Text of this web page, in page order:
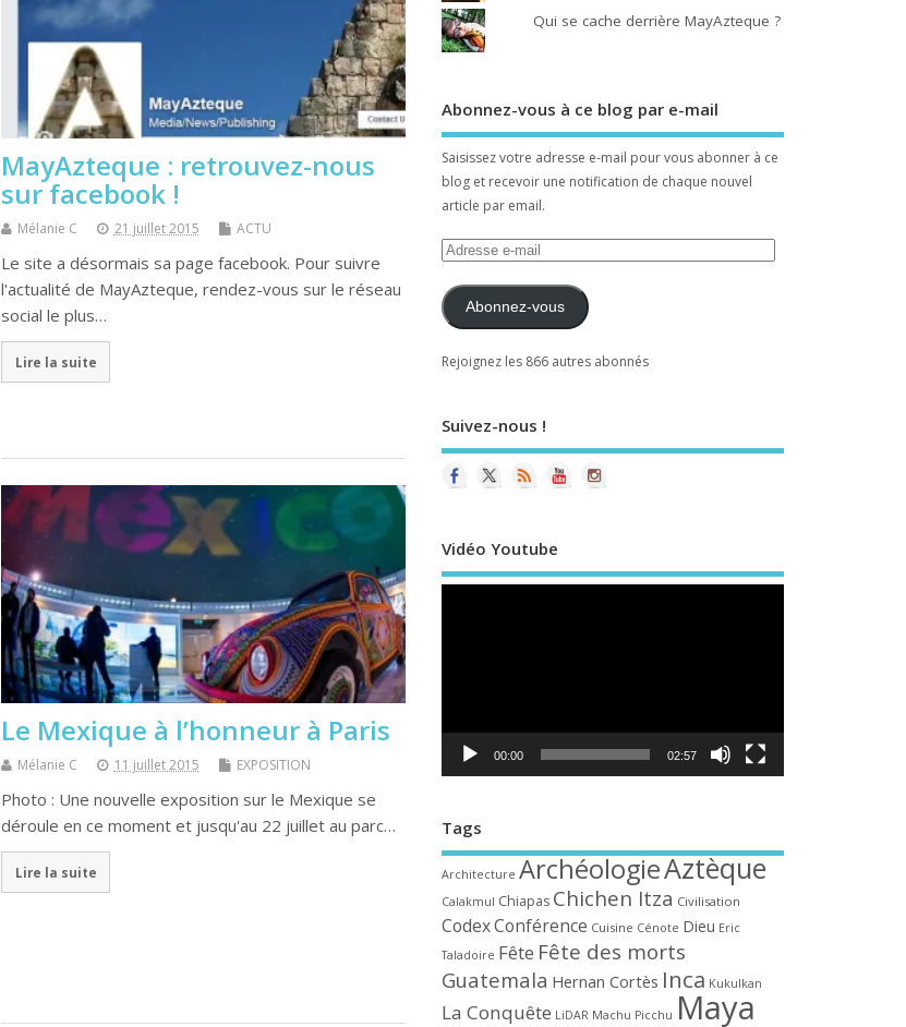
MayAzteque : retrouvez-nous
sur facebook !
Mélanie C 21 juillet 2015 ACTU
Le site a désormais sa page facebook. Pour suivre
l'actualité de MayAzteque, rendez-vous sur le réseau
social le plus…
Lire la suite
Le Mexique à l’honneur à Paris
Mélanie C 11 juillet 2015 EXPOSITION
Photo : Une nouvelle exposition sur le Mexique se
déroule en ce moment et jusqu'au 22 juillet au parc…
Lire la suite
Qui se cache derrière MayAzteque ?
Abonnez-vous à ce blog par e-mail
Saisissez votre adresse e-mail pour vous abonner à ce
blog et recevoir une notification de chaque nouvel
article par email.
Abonnez-vous
Rejoignez les 866 autres abonnés
Suivez-nous !
Vidéo Youtube
vidéo
00:00 02:57
Tags
Architecture ArchéologieAztèque
Calakmul Chiapas Chichen Itza Civilisation
CodexConférence Cuisine Cénote Dieu Eric
Taladoire Fête Fête des morts
Guatemala Hernan Cortès Inca Kukulkan
La Conquête LiDAR Machu Picchu Maya